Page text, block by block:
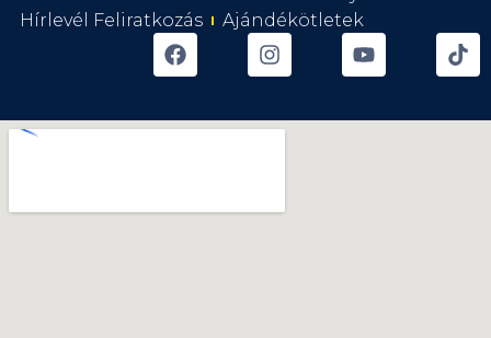
Hírlevél Feliratkozás
Ajándékötletek